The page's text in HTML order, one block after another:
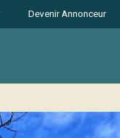
Devenir Annonceur